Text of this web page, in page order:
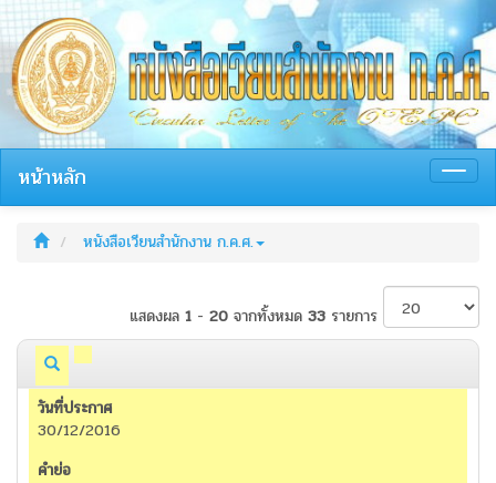
หน้าหลัก
หนังสือเวียนสำนักงาน ก.ค.ศ.
แสดงผล 1 - 20 จากทั้งหมด 33 รายการ
30/12/2016